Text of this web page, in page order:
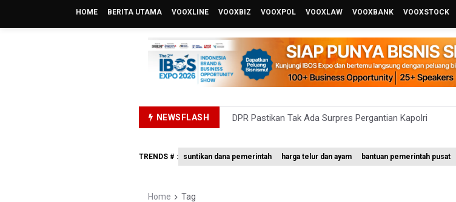
HOME BERITA UTAMA VOOXLINE VOOXBIZ VOOXPOL VOOXLAW VOOXBANK VOOXSTOCK
NEWSFLASH
DPR Pastikan Tak Ada Surpres Pergantian Kapolri
OJK Wajibkan Pindar Serahkan Data Transaksi Pendanaan
TRENDS # : suntikan dana pemerintah harga telur dan ayam bantuan pemerintah pusat
Home Tag